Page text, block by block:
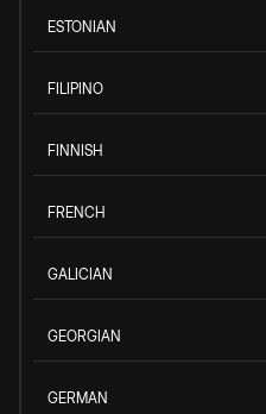
ESTONIAN
FILIPINO
FINNISH
FRENCH
GALICIAN
GEORGIAN
GERMAN